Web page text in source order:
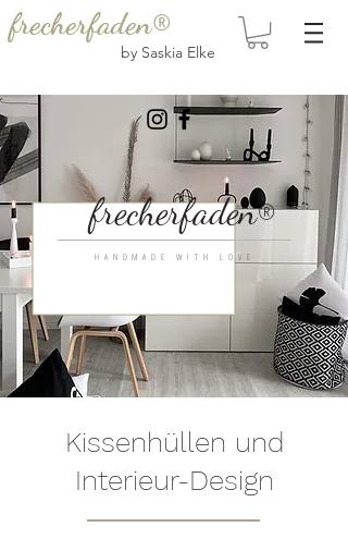
frecherfaden®
by Saskia Elke
frecherfaden®
HANDMADE WITH LOVE
Kissenhüllen und
Interieur-Design